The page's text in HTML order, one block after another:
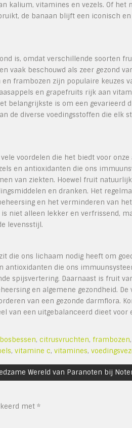
kalium, vitamines en vezels. Of het
de banaan blijft een iconisch
is, omdat verschillende soorten
vaak beschouwd als zeer gezond
frambozen zijn populaire keuzes
en grapefruits rijk aan
belangrijkste is om een gevarieerd
de diverse voedingsstoffen die elk
voordelen die het biedt voor onze
en antioxidanten die ons
van ziekten. Hoewel fruit
en dranken. Het
en het verminderen van
niet alleen lekker en verfrissend,
levensstijl.
die ons lichaam nodig heeft om
antioxidanten die ons
spijsvertering. Daarnaast is fruit
en algemene gezondheid.
van een gezonde darmflora.
van een uitgebalanceerd dieet voor
bosbessen, citrusvruchten, frambozen,
, vitamine c, vitamines,
Wereld van Paranoten bij
met *